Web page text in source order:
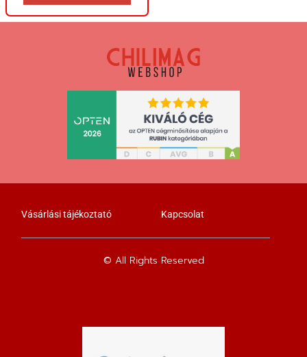
Vásárlási tájékoztató Kapcsolat
© All Rights Reserved